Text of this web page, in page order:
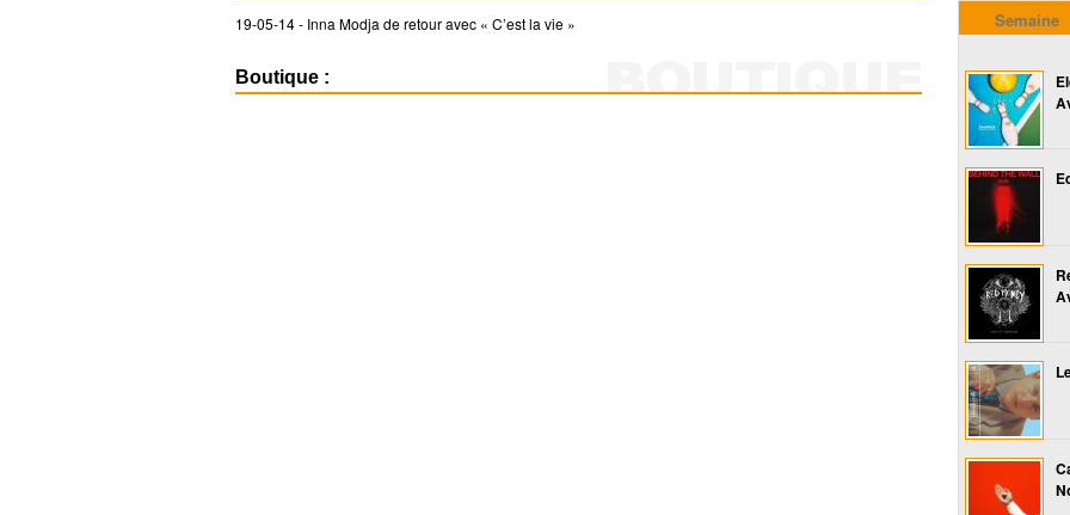
19-05-14 - Inna Modja de retour avec « C’est la vie »
Boutique :
Semaine